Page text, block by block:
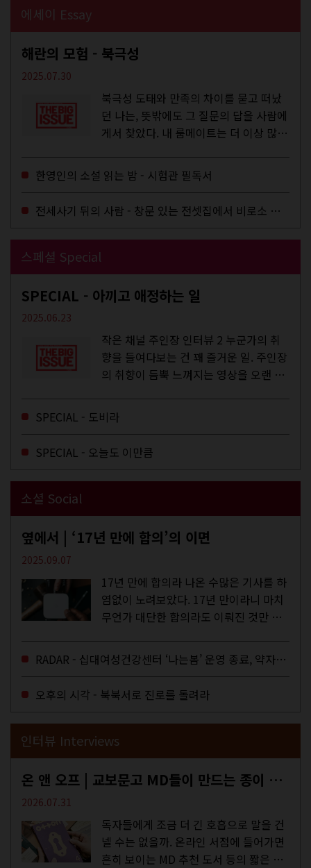
에세이 Essay
해란의 모험 - 북극성
2025.07.30
북극성 도태와 만족의 차이를 묻고 떠났
던 나는, 뜻밖에도 그 질문의 답을 사람에
게서 찾았다. 내 룸메이트는 더 이상 많은
한영인의 소설 읽는 밤 - 시험관 필독서
전세사기 뒤의 사람 - 창문 있는 전셋집에서 비로소 겨울 이불을 샀다
스페셜 Special
SPECIAL - 아끼고 애정하는 일
2025.06.23
작은 채널 주인장 인터뷰 2 누군가의 취
향을 들여다보는 건 꽤 즐거운 일. 주인장
의 취향이 듬뿍 느껴지는 영상을 오랜 시
에 스며드는 경험을 하기도 한다. 좀처럼
듣지 않던 장르의 노래를...
SPECIAL - 도비라
SPECIAL - 오늘도 이만큼
소셜 Social
옆에서 | ‘17년 만에 합의’의 이면
2025.09.07
17년 만에 합의라 나온 수많은 기사를 하
염없이 노려보았다. 17년 만이라니 마치
무언가 대단한 합의라도 이뤄진 것만 같
을 결정하는 심의기구인 최저임금위원회
에 대한 소식을 전하는 기사였는데,...
RADAR - 십대여성건강센터 ‘나는봄’ 운영 종료, 약자로부터 멀어지는 도시
오후의 시각 - 북북서로 진로를 돌려라
인터뷰 Interviews
온 앤 오프 | 교보문고 MD들이 만드는 종이 잡지 <어떤>
2026.07.31
독자들에게 조금 더 긴 호흡으로 말을 건
넬 수는 없을까. 온라인 서점에 들어가면
흔히 보이는 MD 추천 도서 등의 짧은 문